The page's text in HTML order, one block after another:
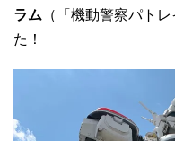
ラム （「機動警察パト
た！